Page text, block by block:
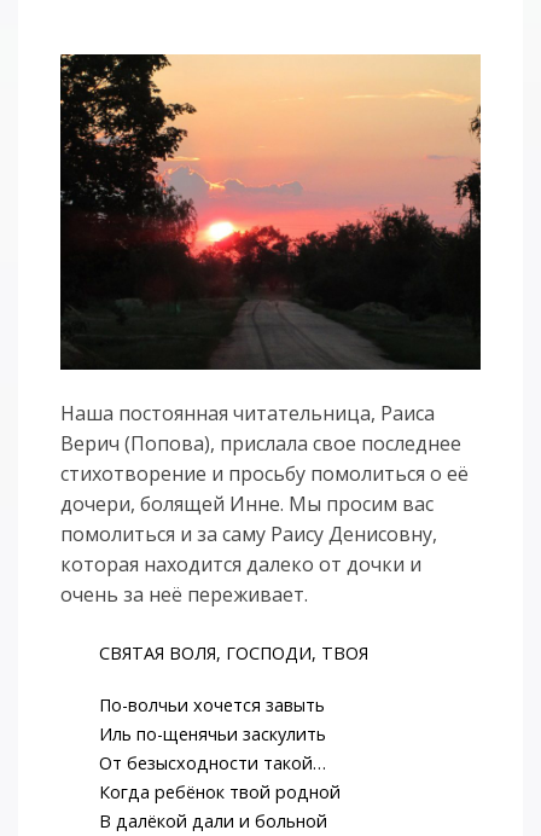
Наша постоянная читательница, Раиса
Верич (Попова), прислала свое последнее
стихотворение и просьбу помолиться о её
дочери, болящей Инне. Мы просим вас
помолиться и за саму Раису Денисовну,
которая находится далеко от дочки и
очень за неё переживает.
СВЯТАЯ ВОЛЯ, ГОСПОДИ, ТВОЯ
По-волчьи хочется завыть
Иль по-щенячьи заскулить
От безысходности такой…
Когда ребёнок твой родной
В далёкой дали и больной